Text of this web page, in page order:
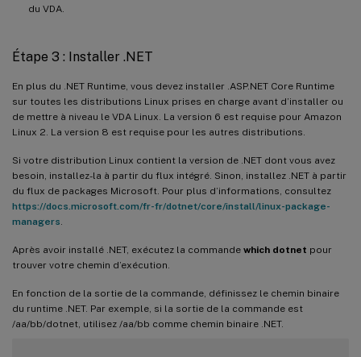
du VDA.
Étape 3 : Installer .NET
En plus du .NET Runtime, vous devez installer .ASP.NET Core Runtime
sur toutes les distributions Linux prises en charge avant d’installer ou
de mettre à niveau le VDA Linux. La version 6 est requise pour Amazon
Linux 2. La version 8 est requise pour les autres distributions.
Si votre distribution Linux contient la version de .NET dont vous avez
besoin, installez-la à partir du flux intégré. Sinon, installez .NET à partir
du flux de packages Microsoft. Pour plus d’informations, consultez
https://docs.microsoft.com/fr-fr/dotnet/core/install/linux-package-
managers
Après avoir installé .NET, exécutez la commande which dotnet pour
trouver votre chemin d’exécution.
En fonction de la sortie de la commande, définissez le chemin binaire
du runtime .NET. Par exemple, si la sortie de la commande est
/aa/bb/dotnet, utilisez /aa/bb comme chemin binaire .NET.